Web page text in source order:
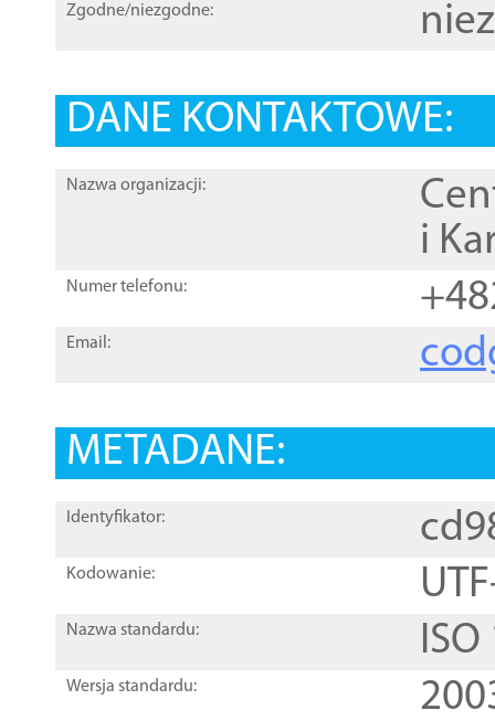
Zgodne/niezgodne:
DANE KONTAKTOWE:
Nazwa organizacji:
i
Numer telefonu:
Email:
METADANE:
Identyfikator:
Kodowanie:
Nazwa standardu:
Wersja standardu: